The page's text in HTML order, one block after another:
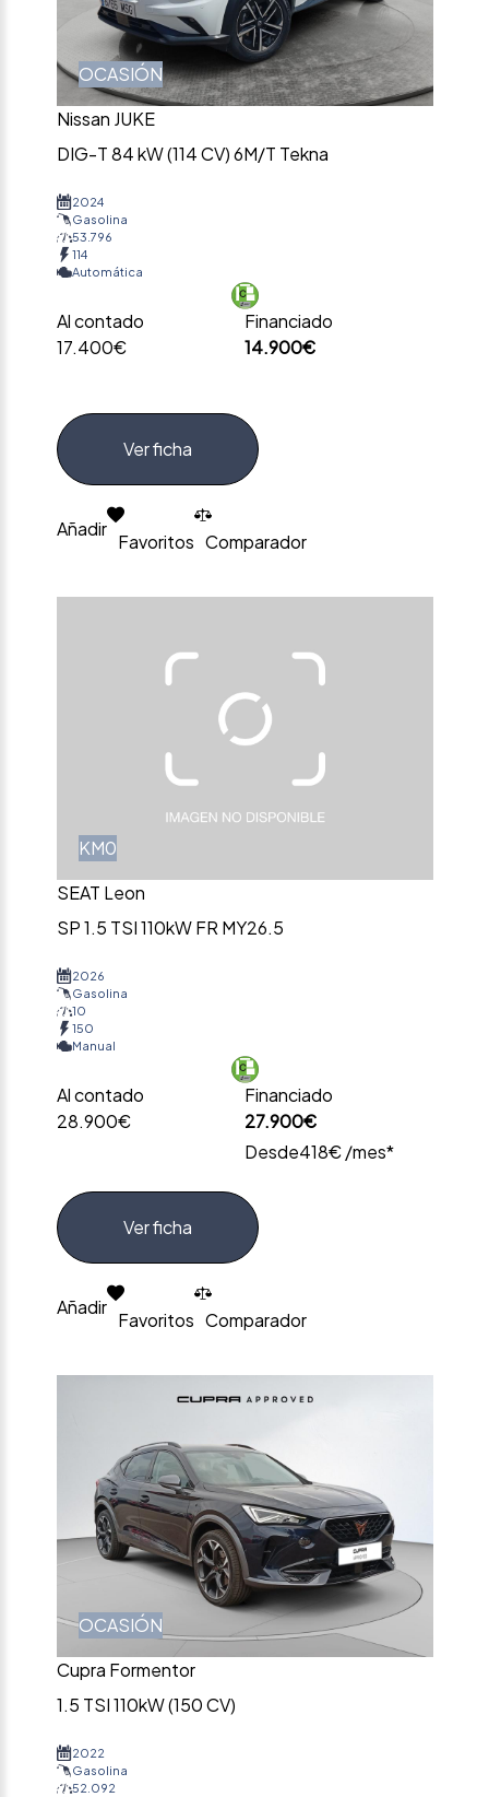
OCASIÓN
Nissan JUKE
DIG-T 84 kW (114 CV) 6M/T Tekna
2024
Gasolina
53.796
114
Automática
Al contado
17.400€
Financiado
14.900€
Ver ficha
Añadir
Favoritos Comparador
KM0
SEAT Leon
SP 1.5 TSI 110kW FR MY26.5
2026
Gasolina
10
150
Manual
Al contado
28.900€
Financiado
27.900€
Desde418€ /mes*
Ver ficha
Añadir
Favoritos Comparador
OCASIÓN
Cupra Formentor
1.5 TSI 110kW (150 CV)
2022
Gasolina
52.092